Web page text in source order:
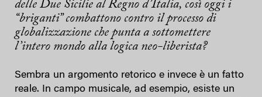
delle Due Sicilie al Regno d’Italia, così oggi i
“briganti” combattono contro il processo di
globalizzazione che punta a sottomettere
l’intero mondo alla logica neo-liberista?
Sembra un argomento retorico e invece è un fatto
reale. In campo musicale, ad esempio, esiste un